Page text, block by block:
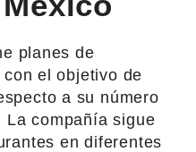
planes de
el objetivo de
a su número
La compañía sigue
en diferentes